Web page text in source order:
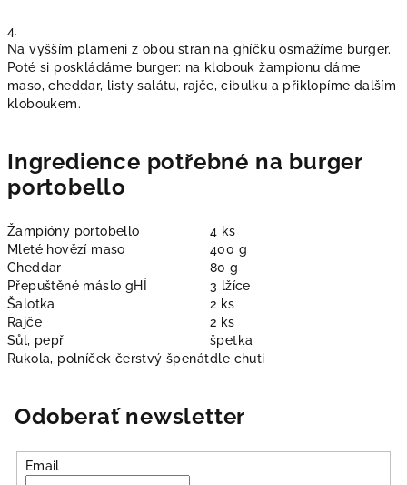
4.
Na vyšším plameni z obou stran na ghíčku osmažíme burger.
Poté si poskládáme burger: na klobouk žampionu dáme
maso, cheddar, listy salátu, rajče, cibulku a přiklopíme dalším
kloboukem.
Ingredience potřebné na burger
portobello
Žampióny portobello
4 ks
Mleté hovězí maso
400 g
Cheddar
80 g
Přepuštěné máslo gHÍ
3 lžíce
Šalotka
2 ks
Rajče
2 ks
Sůl, pepř
špetka
Rukola, polníček čerstvý špenátdle chuti
Odoberať newsletter
Email